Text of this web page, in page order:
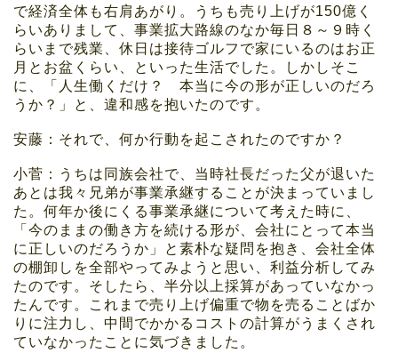
で経済全体も右肩あがり。うちも売り上げが150億く
らいありまして、事業拡大路線のなか毎日８～９時く
らいまで残業、休日は接待ゴルフで家にいるのはお正
月とお盆くらい、といった生活でした。しかしそこ
に、「人生働くだけ？ 本当に今の形が正しいのだろ
うか？」と、違和感を抱いたのです。
安藤：それで、何か行動を起こされたのですか？
小菅：うちは同族会社で、当時社長だった父が退いた
あとは我々兄弟が事業承継することが決まっていまし
た。何年か後にくる事業承継について考えた時に、
「今のままの働き方を続ける形が、会社にとって本当
に正しいのだろうか」と素朴な疑問を抱き、会社全体
の棚卸しを全部やってみようと思い、利益分析してみ
たのです。そしたら、半分以上採算があっていなかっ
たんです。これまで売り上げ偏重で物を売ることばか
りに注力し、中間でかかるコストの計算がうまくされ
ていなかったことに気づきました。